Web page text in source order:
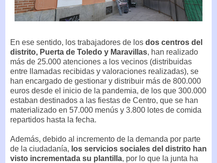
En ese sentido, los trabajadores de los dos centros del
distrito, Puerta de Toledo y Maravillas, han realizado
más de 25.000 atenciones a los vecinos (distribuidas
entre llamadas recibidas y valoraciones realizadas), se
han encargado de gestionar y distribuir más de 800.000
euros desde el inicio de la pandemia, de los que 300.000
estaban destinados a las fiestas de Centro, que se han
materializado en 57.000 menús y 3.800 lotes de comida
repartidos hasta la fecha.
Además, debido al incremento de la demanda por parte
de la ciudadanía, los servicios sociales del distrito han
visto incrementada su plantilla, por lo que la junta ha